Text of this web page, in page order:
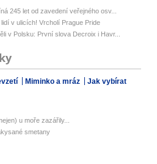
245 let od zavedení veřejného osv...
v ulicích! Vrcholí Prague Pride
v Polsku: První slova Decroix i Havr...
Miminko a mráz
Jak vybírat
u moře zazářily...
smetany